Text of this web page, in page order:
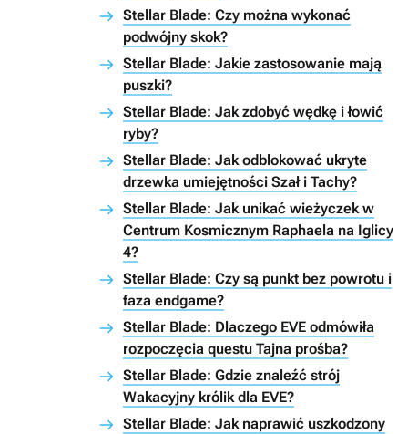
Stellar Blade: Czy można wykonać
podwójny skok?
Stellar Blade: Jakie zastosowanie mają
puszki?
Stellar Blade: Jak zdobyć wędkę i łowić
ryby?
Stellar Blade: Jak odblokować ukryte
drzewka umiejętności Szał i Tachy?
Stellar Blade: Jak unikać wieżyczek w
Centrum Kosmicznym Raphaela na Iglicy
4?
Stellar Blade: Czy są punkt bez powrotu i
faza endgame?
Stellar Blade: Dlaczego EVE odmówiła
rozpoczęcia questu Tajna prośba?
Stellar Blade: Gdzie znaleźć strój
Wakacyjny królik dla EVE?
Stellar Blade: Jak naprawić uszkodzony